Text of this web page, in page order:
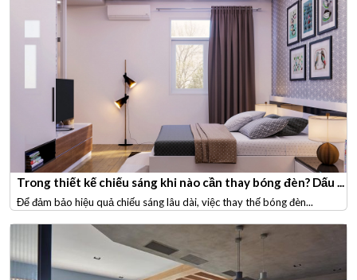
Trong thiết kế chiếu sáng khi nào cần thay bóng đèn? Dấu ...
Để đảm bảo hiệu quả chiếu sáng lâu dài, việc thay thế bóng đèn...